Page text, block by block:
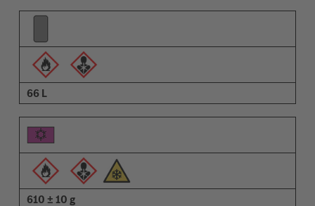
66 L
610 ± 10 g